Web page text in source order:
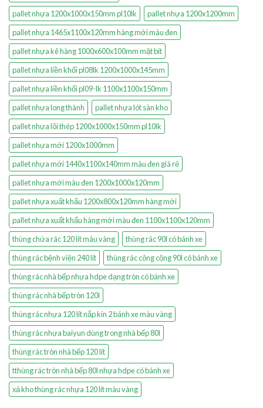
pallet nhựa 1200x1000x150mm pl10lk
pallet nhựa 1200x1200mm
pallet nhựa 1465x1100x120mm hàng mới màu đen
pallet nhựa kê hàng 1000x600x100mm mặt bít
pallet nhựa liền khối pl08lk 1200x1000x145mm
pallet nhựa liền khối pl09-lk 1100x1100x150mm
pallet nhựa long thành
pallet nhựa lót sàn kho
pallet nhựa lõi thép 1200x1000x150mm pl10lk
pallet nhựa mới 1200x1000mm
pallet nhựa mới 1440x1100x140mm màu đen giá rẻ
pallet nhựa mới màu đen 1200x1000x120mm
pallet nhựa xuất khẩu 1200x800x120mm hàng mới
pallet nhựa xuất khẩu hàng mới màu đen 1100x1100x120mm
thùng chứa rác 120 lít màu vàng
thùng rác 90l có bánh xe
thùng rác bệnh viện 240 lít
thùng rác công cộng 90l có bánh xe
thùng rác nhà bếp nhựa hdpe dạng tròn có bánh xe
thùng rác nhà bếp tròn 120l
thùng rác nhựa 120 lít nắp kín 2 bánh xe màu vàng
thùng rác nhựa baiyun dùng trong nhà bếp 80l
thùng rác tròn nhà bếp 120 lít
tthùng rác tròn nhà bếp 80l nhựa hdpe có bánh xe
xả kho thùng rác nhựa 120 lít màu vàng